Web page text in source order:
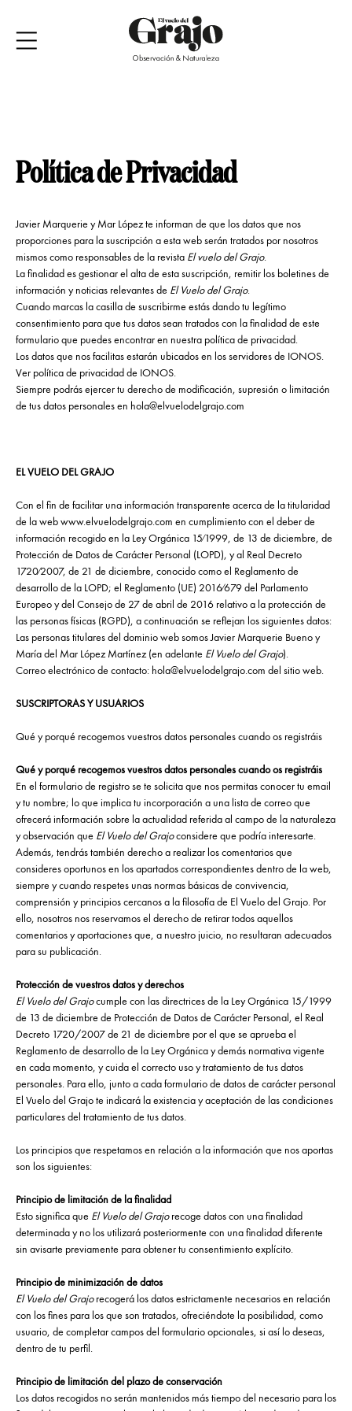
Política de Privacidad
Javier Marquerie y Mar López te informan de que los datos que nos
proporciones para la suscripción a esta web serán tratados por nosotros
mismos como responsables de la revista El vuelo del Grajo.
La finalidad es gestionar el alta de esta suscripción, remitir los boletines de
información y noticias relevantes de El Vuelo del Grajo.
Cuando marcas la casilla de suscribirme estás dando tu legítimo
consentimiento para que tus datos sean tratados con la finalidad de este
formulario que puedes encontrar en nuestra política de privacidad.
Los datos que nos facilitas estarán ubicados en los servidores de IONOS.
Ver política de privacidad de IONOS.
Siempre podrás ejercer tu derecho de modificación, supresión o limitación
de tus datos personales en hola@elvuelodelgrajo.com
EL VUELO DEL GRAJO
Con el fin de facilitar una información transparente acerca de la titularidad
de la web www.elvuelodelgrajo.com en cumplimiento con el deber de
información recogido en la Ley Orgánica 15⁄1999, de 13 de diciembre, de
Protección de Datos de Carácter Personal (LOPD), y al Real Decreto
1720⁄2007, de 21 de diciembre, conocido como el Reglamento de
desarrollo de la LOPD; el Reglamento (UE) 2016⁄679 del Parlamento
Europeo y del Consejo de 27 de abril de 2016 relativo a la protección de
las personas físicas (RGPD), a continuación se reflejan los siguientes datos:
Las personas titulares del dominio web somos Javier Marquerie Bueno y
María del Mar López Martínez (en adelante El Vuelo del Grajo).
Correo electrónico de contacto: hola@elvuelodelgrajo.com del sitio web.
SUSCRIPTORAS Y USUARIOS
Qué y porqué recogemos vuestros datos personales cuando os registráis
Qué y porqué recogemos vuestros datos personales cuando os registráis
En el formulario de registro se te solicita que nos permitas conocer tu email
y tu nombre; lo que implica tu incorporación a una lista de correo que
ofrecerá información sobre la actualidad referida al campo de la naturaleza
y observación que El Vuelo del Grajoconsidere que podría interesarte.
Además, tendrás también derecho a realizar los comentarios que
consideres oportunos en los apartados correspondientes dentro de la web,
siempre y cuando respetes unas normas básicas de convivencia,
comprensión y principios cercanos a la filosofía de El Vuelo del Grajo. Por
ello, nosotros nos reservamos el derecho de retirar todos aquellos
comentarios y aportaciones que, a nuestro juicio, no resultaran adecuados
para su publicación.
Protección de vuestros datos y derechos
El Vuelo del Grajocumple con las directrices de la Ley Orgánica 15/1999
de 13 de diciembre de Protección de Datos de Carácter Personal, el Real
Decreto 1720/2007 de 21 de diciembre por el que se aprueba el
Reglamento de desarrollo de la Ley Orgánica y demás normativa vigente
en cada momento, y cuida el correcto uso y tratamiento de tus datos
personales. Para ello, junto a cada formulario de datos de carácter personal
El Vuelo del Grajo te indicará la existencia y aceptación de las condiciones
particulares del tratamiento de tus datos.
Los principios que respetamos en relación a la información que nos aportas
son los siguientes:
Principio de limitación de la finalidad
Esto significa que El Vuelo del Grajorecoge datos con una finalidad
determinada y no los utilizará posteriormente con una finalidad diferente
sin avisarte previamente para obtener tu consentimiento explícito.
Principio de minimización de datos
El Vuelo del Grajorecogerá los datos estrictamente necesarios en relación
con los fines para los que son tratados, ofreciéndote la posibilidad, como
usuario, de completar campos del formulario opcionales, si así lo deseas,
dentro de tu perfil.
Principio de limitación del plazo de conservación
Los datos recogidos no serán mantenidos más tiempo del necesario para los